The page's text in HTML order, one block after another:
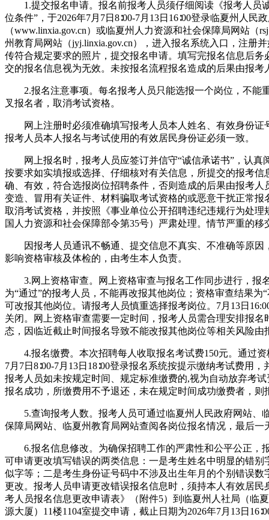
1.提交报名申请。报名前报考人员须仔细阅读《报考人员
位条件”，于2026年7月7日8∶00-7月13日16∶00登录临夏州人民
（www.linxia.gov.cn）或临夏州人力资源和社会保障局网站（
州教育局网站（jyj.linxia.gov.cn），进入报名系统入口，注册
传符合规定要求的照片，提交报名申请。填写完报名信息后务
交的报名信息视为无效。未按报名流程报名造成的后果由报考
2.报名注意事项。每名报考人员只能选报一个岗位，不能
叉报名者，取消考试资格。
网上注册时必须准确填写报考人员本人姓名、有效身份证
报考人员本人报名与考试使用的有效居民身份证必须一致。
网上报名时，报考人员应签订并信守“诚信承诺书”，认真
按要求如实填报或选择、仔细核对有关信息，所提交的报考信
确、有效，符合选报岗位招聘条件，否则造成的后果由报考人
变造、冒用有关证件、材料骗取考试资格的或恶意干扰正常报
取消考试资格，并按照《事业单位公开招聘违纪违规行为处理
国人力资源和社会保障部令第35号）严肃处理。情节严重的移
因报考人员通讯不畅通、提交信息不真实、不准确等原因
影响资格审核及体检的，由考生本人负责。
3.网上资格审查。网上资格审查与报名工作同步进行，报
为“通过”的报考人员，不能再改报其他岗位；资格审查结果为
可改报其他岗位。请报考人员慎重选择报考岗位。7月13日
关闭。网上资格审查需要一定时间，报考人员需合理安排报名
态，因临近截止时间报名导致不能改报其他岗位等相关风险由
4.报名缴费。本次招聘每人收取报名考试费150元。通过资
7月7日8∶00-7月13日18∶00登录报名系统按提示缴纳考试费用
报考人员如未按规定时间、规定标准缴费的,视为自动放弃考
报名成功，所缴费用不予退还，未在规定时间成功缴费者，则
5.查询报考人数。报考人员可通过临夏州人民政府网站、
保障局网站、临夏州教育局网站查阅各岗位报名情况，最后一
6.报名信息修改。为确保招聘工作的严肃性和公平公正，
可申请更改填写错误的两类信息：一是考生姓名中明显的错别
似字等；二是考生身份证号码中不涉及出生年月的个别错误数
更改。报考人员申请更改错误报名信息时，须持本人有效居民
考人员报名信息更改申请表》（附件5）到临夏州人社局（临
源大厦）11楼1104室提交申请，截止日期为2026年7月13日